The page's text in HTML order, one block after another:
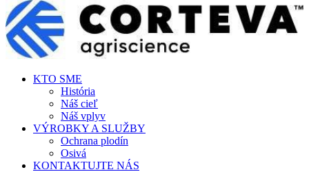
KTO SME
História
Náš cieľ
Náš vplyv
VÝROBKY A SLUŽBY
Ochrana plodín
Osivá
KONTAKTUJTE NÁS